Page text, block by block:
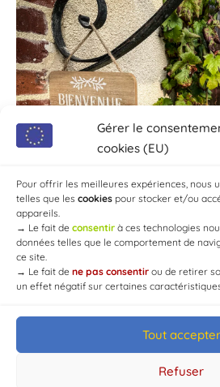
Gérer le
cookies (EU)
Pour offrir les meilleures expériences, nous
telles que les cookies pour stocker et/ou
appareils.
→ Le fait de consentir à ces technologies
données telles que le comportement de
ce site.
→ Le fait de ne pas consentir ou de retirer
un effet négatif sur certaines
Tout accepter
Refuser
© Mairie de Chaource [2004-2024] |
Developed byWEB3-